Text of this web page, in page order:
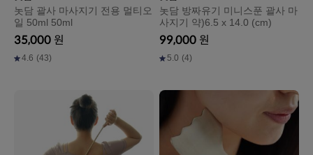
놋담 괄사 마사지기 전용 멀티오
일 50ml 50ml
35,000 원
4.6 (43)
놋담 방짜유기 미니스푼 괄사 마
사지기 약)6.5 x 14.0 (cm)
99,000 원
5.0 (4)